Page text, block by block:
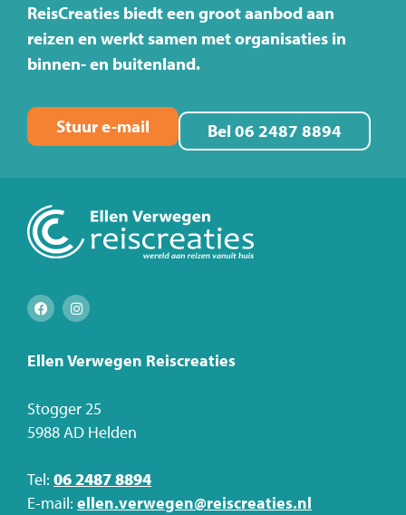
ReisCreaties biedt een groot aanbod aan
reizen en werkt samen met organisaties in
binnen- en buitenland.
Stuur e-mail Bel 06 2487 8894
Ellen Verwegen Reiscreaties
Stogger 25
5988 AD Helden
Tel: 06 2487 8894
E-mail: ellen.verwegen@reiscreaties.nl